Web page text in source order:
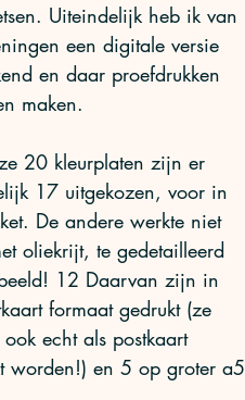
Uiteindelijk heb ik van
een digitale versie
en daar proefdrukken
maken.
20 kleurplaten zijn er
17 uitgekozen, voor in
De andere werkte niet
oliekrijt, te gedetailleerd
12 Daarvan zijn in
formaat gedrukt (ze
ook echt als postkaart
worden!) en 5 op groter a5